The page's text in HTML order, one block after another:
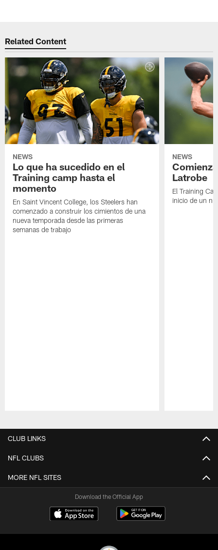
Related Content
NEWS
Lo que ha sucedido en el
Training camp hasta el
momento
En Saint Vincent College, los Steelers han
comenzado a construir los cimientos de una
nueva temporada desde las primeras
semanas de trabajo
NEWS
Latrobe
El Training
inicio de un
CLUB LINKS
NFL CLUBS
MORE NFL SITES
Download the Official App